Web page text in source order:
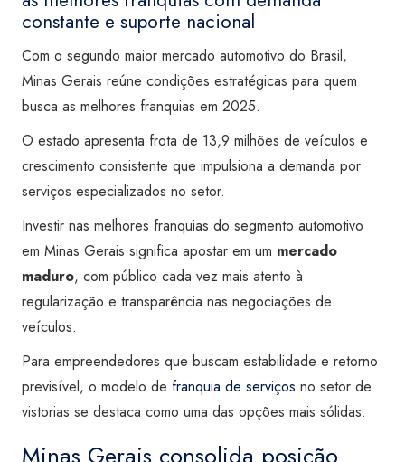
constante e suporte nacional
Com o segundo maior mercado automotivo do Brasil,
Minas Gerais reúne condições estratégicas para quem
busca as melhores franquias em 2025.
O estado apresenta frota de 13,9 milhões de veículos e
crescimento consistente que impulsiona a demanda por
serviços especializados no setor.
Investir nas melhores franquias do segmento automotivo
em Minas Gerais significa apostar em um mercado
maduro, com público cada vez mais atento à
regularização e transparência nas negociações de
veículos.
Para empreendedores que buscam estabilidade e retorno
previsível, o modelo de franquia de serviços no setor de
vistorias se destaca como uma das opções mais sólidas.